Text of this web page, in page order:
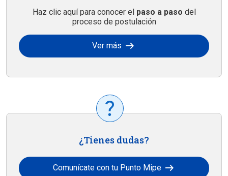
Haz clic aquí para conocer el paso a paso del
proceso de postulación
Ver más arrow_right_alt
¿Tienes dudas?
Comunícate con tu Punto Mipe arrow_right_alt